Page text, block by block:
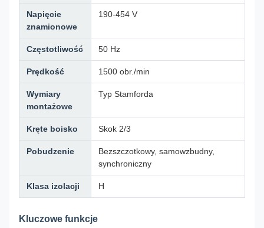
Napięcie
znamionowe
190-454 V
Częstotliwość 50 Hz
Prędkość 1500 obr./min
Wymiary
montażowe
Typ Stamforda
Kręte boisko Skok 2/3
Pobudzenie
Bezszczotkowy, samowzbudny,
synchroniczny
Klasa izolacji H
Kluczowe funkcje